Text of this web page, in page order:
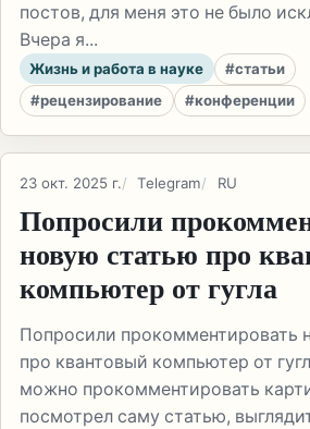
постов, для меня это не было
Вчера я...
Жизнь и работа в науке
#статьи
#рецензирование
#конференции
23 окт. 2025 г. Telegram RU
Попросили
новую статью про
компьютер от гугла
Попросили прокомментировать
про квантовый компьютер от
можно прокомментировать
посмотрел саму статью,